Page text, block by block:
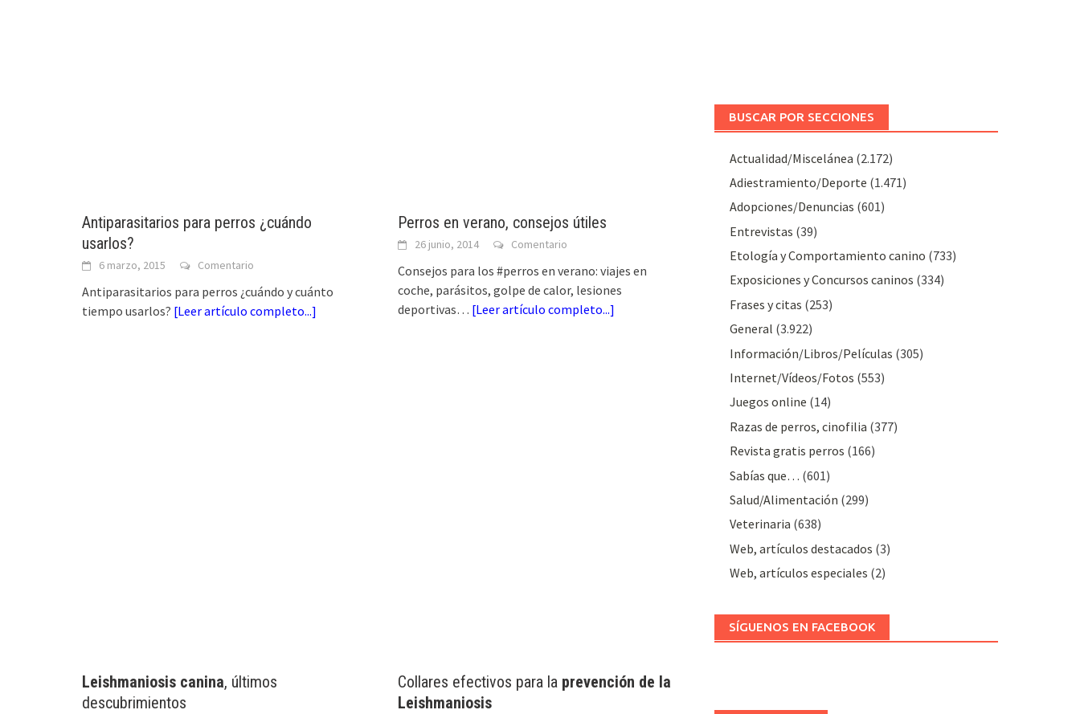
Antiparasitarios para perros ¿cuándo
usarlos?
6 marzo, 2015 Comentario
Antiparasitarios para perros ¿cuándo y cuánto
tiempo usarlos? [Leer artículo completo...]
Perros en verano, consejos útiles
26 junio, 2014 Comentario
Consejos para los #perros en verano: viajes en
coche, parásitos, golpe de calor, lesiones
deportivas… [Leer artículo completo...]
Leishmaniosis canina, últimos
descubrimientos
Collares efectivos para la prevención de la
Leishmaniosis
BUSCAR POR SECCIONES
Actualidad/Miscelánea (2.172)
Adiestramiento/Deporte (1.471)
Adopciones/Denuncias (601)
Entrevistas (39)
Etología y Comportamiento canino (733)
Exposiciones y Concursos caninos (334)
Frases y citas (253)
General (3.922)
Información/Libros/Películas (305)
Internet/Vídeos/Fotos (553)
Juegos online (14)
Razas de perros, cinofilia (377)
Revista gratis perros (166)
Sabías que… (601)
Salud/Alimentación (299)
Veterinaria (638)
Web, artículos destacados (3)
Web, artículos especiales (2)
SÍGUENOS EN FACEBOOK